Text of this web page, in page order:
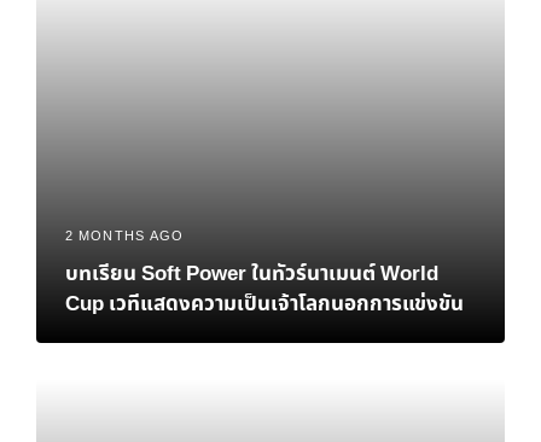
2 MONTHS AGO
บทเรียน Soft Power ในทัวร์นาเมนต์ World
Cup เวทีแสดงความเป็นเจ้าโลกนอกการแข่งขัน